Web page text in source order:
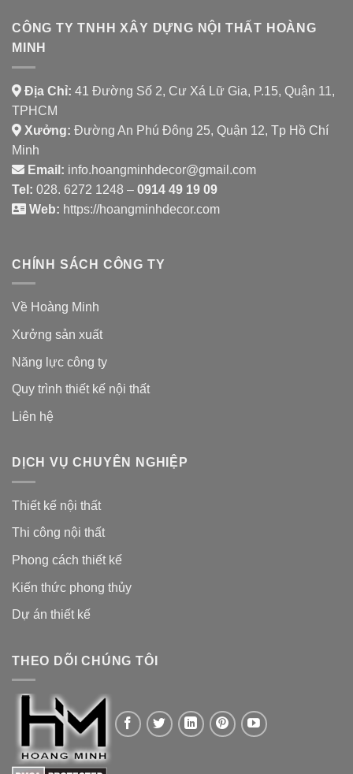
CÔNG TY TNHH XÂY DỰNG NỘI THẤT HOÀNG
MINH
Địa Chỉ: 41 Đường Số 2, Cư Xá Lữ Gia, P.15, Quận 11,
TPHCM
Xưởng: Đường An Phú Đông 25, Quận 12, Tp Hồ Chí
Minh
Email: info.hoangminhdecor@gmail.com
Tel: 028. 6272 1248 – 0914 49 19 09
Web: https://hoangminhdecor.com
CHÍNH SÁCH CÔNG TY
Về Hoàng Minh
Xưởng sản xuất
Năng lực công ty
Quy trình thiết kế nội thất
Liên hệ
DỊCH VỤ CHUYÊN NGHIỆP
Thiết kế nội thất
Thi công nội thất
Phong cách thiết kế
Kiến thức phong thủy
Dự án thiết kế
THEO DÕI CHÚNG TÔI